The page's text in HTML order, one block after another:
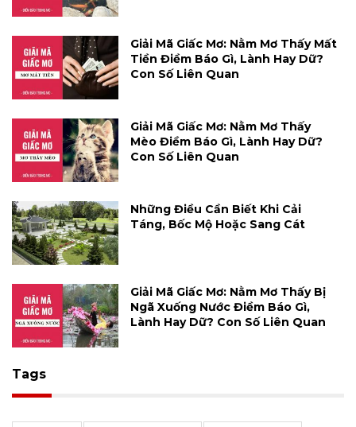
Giải Mã Giấc Mơ: Nằm Mơ Thấy Mất
Tiền Điềm Báo Gì, Lành Hay Dữ?
Con Số Liên Quan
Giải Mã Giấc Mơ: Nằm Mơ Thấy
Mèo Điềm Báo Gì, Lành Hay Dữ?
Con Số Liên Quan
Những Điều Cần Biết Khi Cải
Táng, Bốc Mộ Hoặc Sang Cát
Giải Mã Giấc Mơ: Nằm Mơ Thấy Bị
Ngã Xuống Nước Điềm Báo Gì,
Lành Hay Dữ? Con Số Liên Quan
Tags